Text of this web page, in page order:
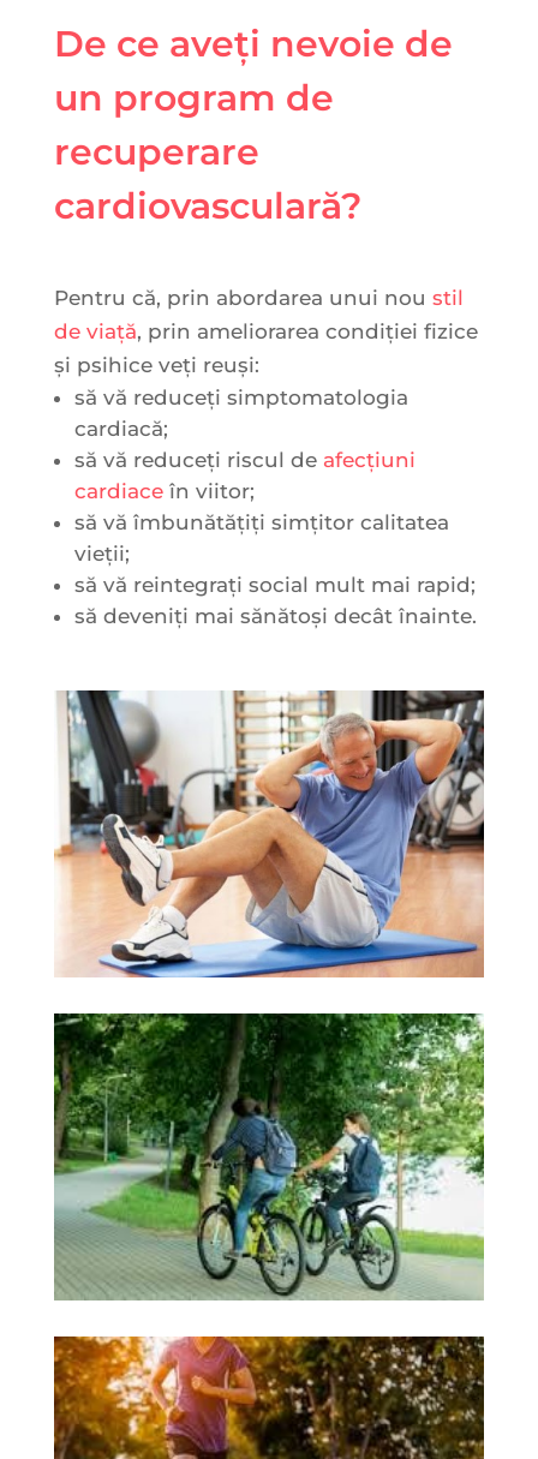
De ce aveți nevoie de
un program de
recuperare
cardiovasculară?
Pentru că, prin abordarea unui nou stil
de viață, prin ameliorarea condiției fizice
și psihice veți reuși:
să vă reduceți simptomatologia
cardiacă;
să vă reduceți riscul de afecțiuni
cardiaceîn viitor;
să vă îmbunătățiți simțitor calitatea
vieții;
să vă reintegrați social mult mai rapid;
să deveniți mai sănătoși decât înainte.